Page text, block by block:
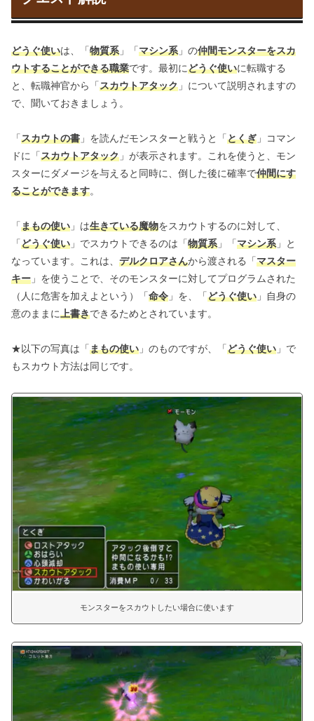
どうぐ使いは、「物質系 」「マシン系 」の仲間モンスターをスカ
ウトすることができる職業です。最初にどうぐ使いに転職する
と、転職神官から「スカウトアタック 」について説明されますの
で、聞いておきましょう。
「スカウトの書 」を読んだモンスターと戦うと「とくぎ 」コマン
ドに「スカウトアタック 」が表示されます。これを使うと、モン
スターにダメージを与えると同時に、倒した後に確率で仲間にす
ることができます。
「まもの使い 」は生きている魔物をスカウトするのに対して、
「どうぐ使い 」でスカウトできるのは「物質系 」「マシン系 」と
なっています。これは、 デルクロアさんから渡される「マスター
キー 」を使うことで、そのモンスターに対してプログラムされた
（人に危害を加えよという）「命令 」を、「どうぐ使い 」自身の
意のままに上書きできるためとされています。
★以下の写真は「まもの使い 」のものですが、「どうぐ使い 」で
もスカウト方法は同じです。
モンスターをスカウトしたい場合に使います